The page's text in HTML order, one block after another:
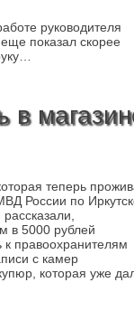
руководителя
показал скорее
в
теперь
России по
в 5000 рублей
правоохранителям
с камер
которая уже